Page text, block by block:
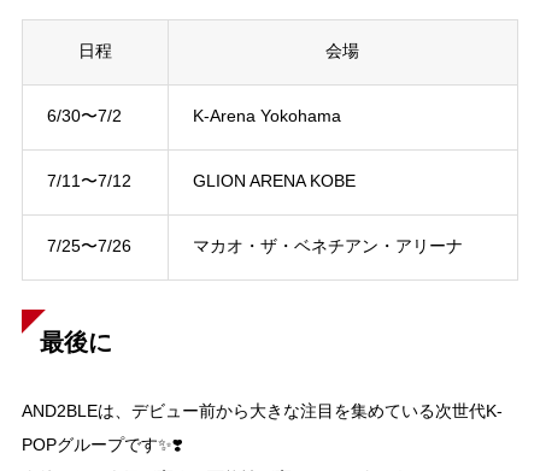
日程 会場
6/30〜7/2 K-Arena Yokohama
7/11〜7/12 GLION ARENA KOBE
7/25〜7/26 マカオ・ザ・ベネチアン・アリーナ
最後に
AND2BLEは、デビュー前から大きな注目を集めている次世代K-
POPグループです✨❣️